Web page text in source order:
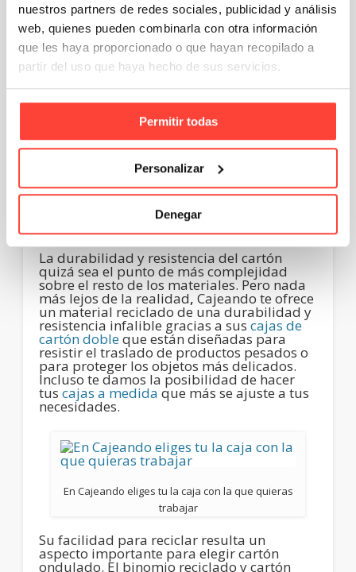
nuestros partners de redes sociales, publicidad y análisis
web, quienes pueden combinarla con otra información
que les haya proporcionado o que hayan recopilado a
partir del uso que haya hecho de sus servicios.
Permitir todas
Personalizar
Denegar
producen los árboles a partir del C02
presente en el aire.
Otro motivo por el cual debemos trabajar
con la logística del envase de cartón junto
con el cartón ondulado se encuentra en el
que es material con menos impacto
medioambiental. En esta sentido, el uso de
cartón ondulado supone una reducción de
más de un 50% de las emisiones de C0
comparación con la fabricación de plástico
evidencia a otros materiales, por ejemplo, el
plástico daña la capa de ozono un 87% más
que el cartón. Además, los envases de
cartón ondulado son hasta un 40% más
económicos que los de plástico plegable.
La durabilidad y resistencia del cartón
quizá sea el punto de más complejidad
sobre el resto de los materiales. Pero nada
más lejos de la realidad, Cajeando te ofrece
un material reciclado de una durabilidad y
resistencia infalible gracias a sus cajas de
cartón dobleque están diseñadas para
resistir el traslado de productos pesados o
para proteger los objetos más delicados.
Incluso te damos la posibilidad de hacer
tus cajas a medida que más se ajuste a tus
necesidades.
En Cajeando eliges tu la caja con la que quieras
trabajar
Su facilidad para reciclar resulta un
aspecto importante para elegir cartón
ondulado. El binomio reciclado y cartón